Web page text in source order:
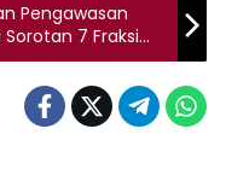
Pengawasan
7 Fraksi